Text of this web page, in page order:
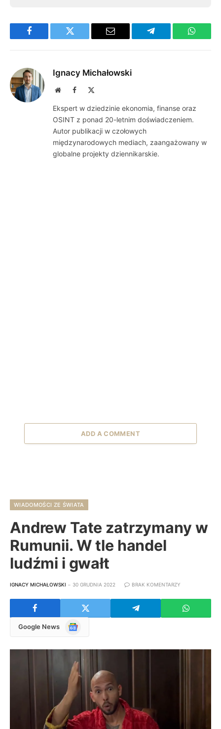
Facebook Twitter Email Telegram
Ignacy Michałowski
WebsiteFacebook
Ekspert w dziedzinie ekonomia, finanse oraz
OSINT z ponad 20-letnim doświadczeniem.
Autor publikacji w czołowych
międzynarodowych mediach, zaangażowany w
globalne projekty dziennikarskie.
ADD A COMMENT
WIADOMOŚCI ZE ŚWIATA
Andrew Tate zatrzymany w
Rumunii. W tle handel
ludźmi i gwałt
IGNACY MICHAŁOWSKI 30 GRUDNIA 2022 BRAK KOMENTARZY
Google News
Google